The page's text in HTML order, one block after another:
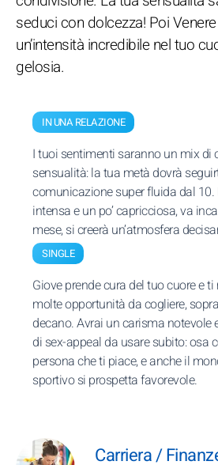
seduci con dolcezza! Poi
un’intensità incredibile nel tuo
gelosia.
IN UNA RELAZIONE
I tuoi sentimenti saranno un mix di
sensualità: la tua metà dovrà
comunicazione super fluida dal
intensa e un po’ capricciosa, va
mese, si creerà un’atmosfera
SINGLE
Giove prende cura del tuo cuore e
molte opportunità da cogliere,
decano. Avrai un carisma notevole
di sex-appeal da usare subito: osa
persona che ti piace, e anche il
sportivo si prospetta favorevole.
Carriera /